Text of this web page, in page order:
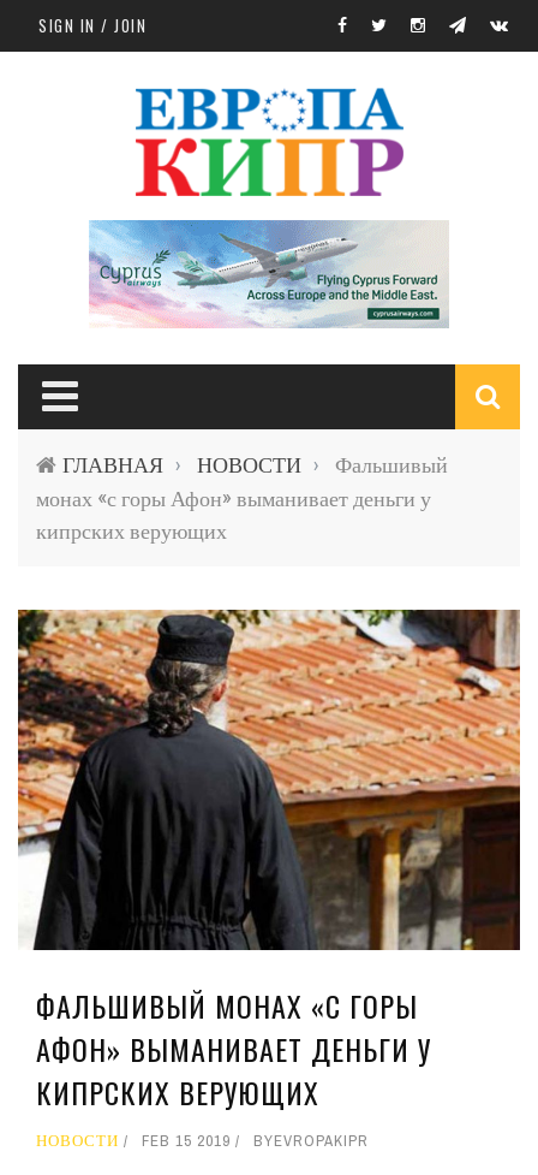
Skip to main content
SIGN IN / JOIN
ГЛАВНАЯ › НОВОСТИ ›
Фальшивый
монах «с горы Афон» выманивает деньги у
кипрских верующих
ФАЛЬШИВЫЙ МОНАХ «С ГОРЫ
АФОН» ВЫМАНИВАЕТ ДЕНЬГИ У
КИПРСКИХ ВЕРУЮЩИХ
НОВОСТИ FEB 15 2019 BYEVROPAKIPR